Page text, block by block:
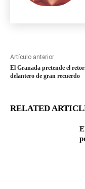
Artículo anterior
El Granada pretende el
delantero de gran recuerdo
RELATED